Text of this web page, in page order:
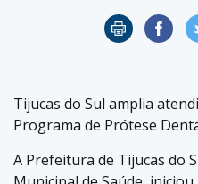
Tijucas do Sul amplia
Programa de Prótese
A Prefeitura de Tijucas do